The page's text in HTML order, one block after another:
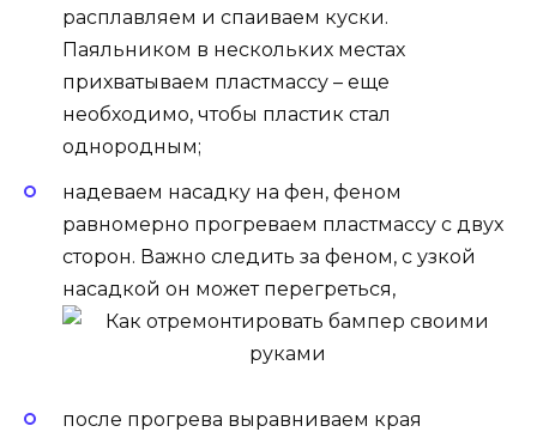
расплавляем и спаиваем куски.
Паяльником в нескольких местах
прихватываем пластмассу – еще
необходимо, чтобы пластик стал
однородным;
надеваем насадку на фен, феном
равномерно прогреваем пластмассу с двух
сторон. Важно следить за феном, с узкой
насадкой он может перегреться,
после прогрева выравниваем края